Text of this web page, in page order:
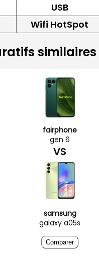
USB
Wifi HotSpot
similaires
fairphone
gen 6
VS
samsung
galaxy a05s
Comparer